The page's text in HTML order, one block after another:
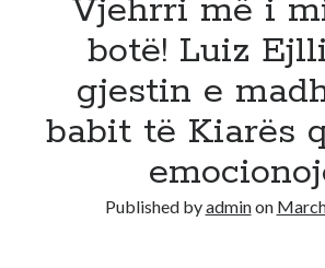
Vjehrri më i
botë! Luiz
gjestin e
babit të Kiarës
Published byadminon